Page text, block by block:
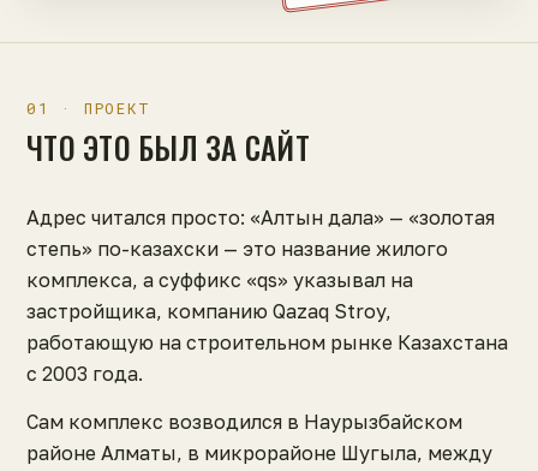
01 · ПРОЕКТ
ЧТО ЭТО БЫЛ ЗА САЙТ
Адрес читался просто: «Алтын дала» — «золотая
степь» по-казахски — это название жилого
комплекса, а суффикс «qs» указывал на
застройщика, компанию Qazaq Stroy,
работающую на строительном рынке Казахстана
с 2003 года.
Сам комплекс возводился в Наурызбайском
районе Алматы, в микрорайоне Шугыла, между